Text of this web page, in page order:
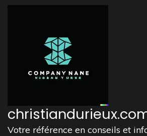
Aller
Votre référence en conseils et